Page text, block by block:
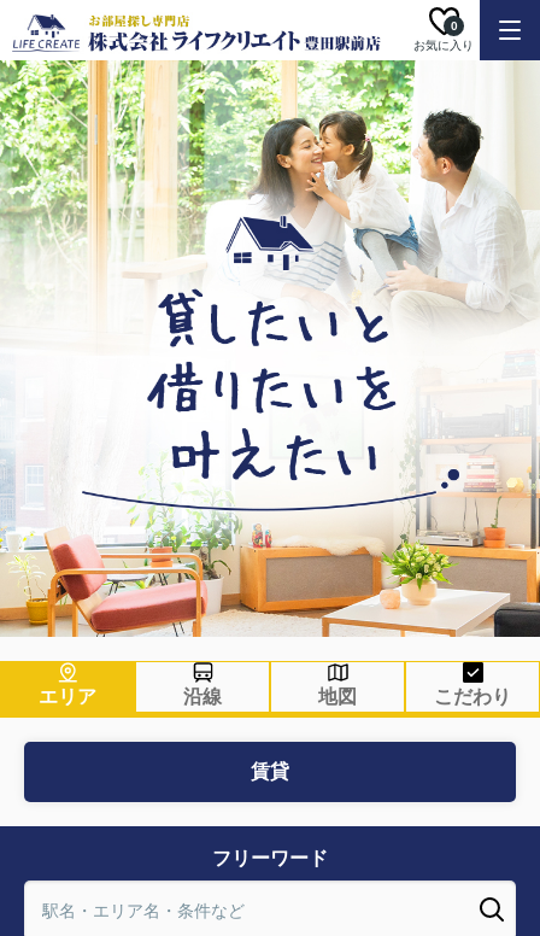
お気に入り
0
エリア 沿線 地図 こだわり
賃貸
フリーワード